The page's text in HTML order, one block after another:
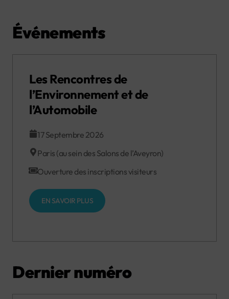
Événements
Les Rencontres de
l’Environnement et de
l’Automobile
17 Septembre 2026
Paris (au sein des Salons de l’Aveyron)
Ouverture des inscriptions visiteurs
EN SAVOIR PLUS
Dernier numéro